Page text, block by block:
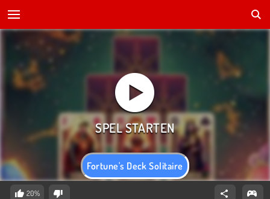
Fortune's Deck Solitaire
20%